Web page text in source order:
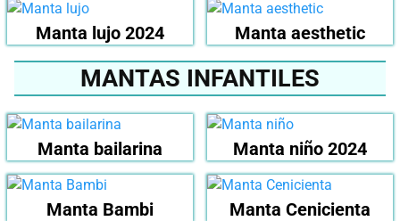
Manta lujo 2024 Manta aesthetic
MANTAS INFANTILES
Manta bailarina Manta niño 2024
Manta Bambi Manta Cenicienta